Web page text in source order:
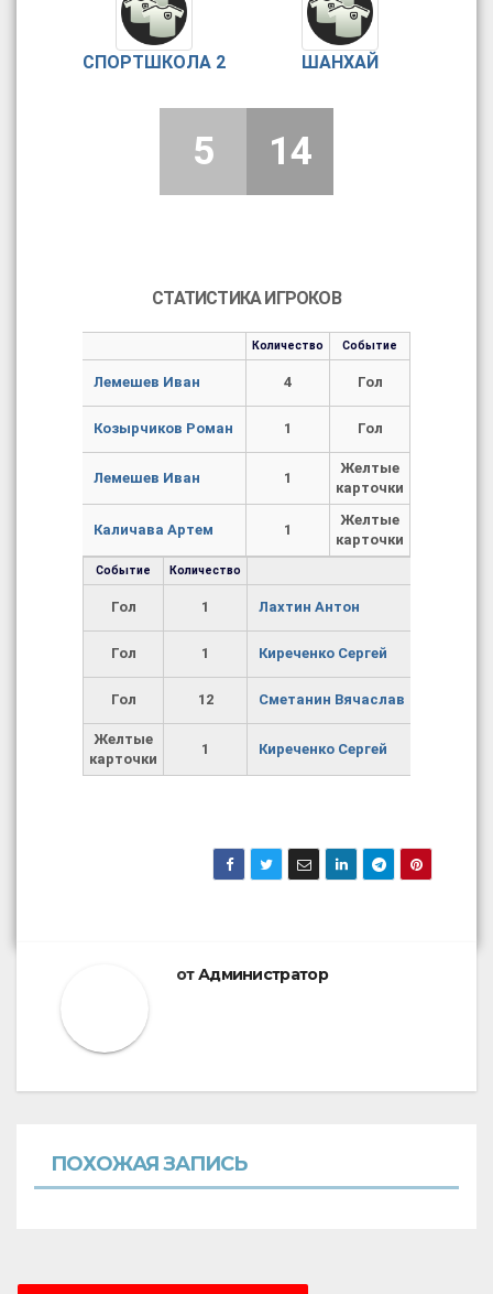
СПОРТШКОЛА 2 ШАНХАЙ
5 14
СТАТИСТИКА ИГРОКОВ
Количество Событие
Лемешев Иван 4 Гол
Козырчиков Роман 1 Гол
Лемешев Иван 1
Желтые
карточки
Каличава Артем 1
Желтые
карточки
Событие Количество
Гол 1 Лахтин Антон
Гол 1 Киреченко Сергей
Гол 12 Сметанин Вячаслав
Желтые
карточки
1 Киреченко Сергей
отАдминистратор
ПОХОЖАЯ ЗАПИСЬ